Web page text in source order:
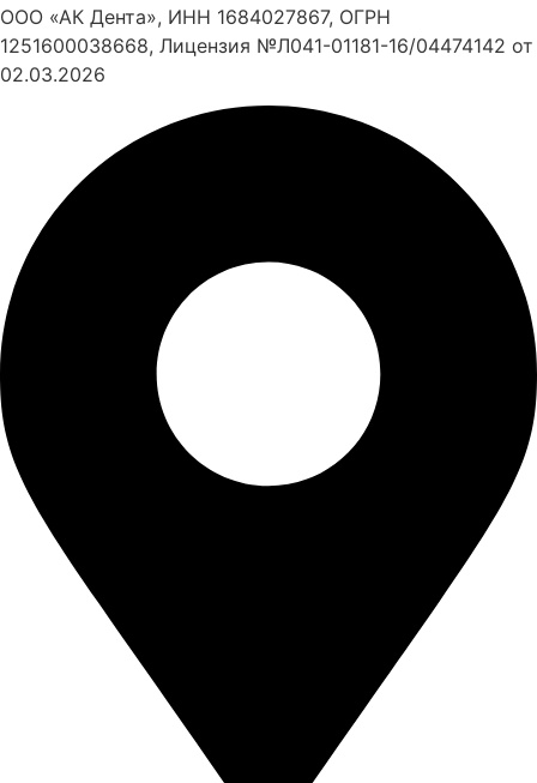
ООО «АК Дента», ИНН 1684027867, ОГРН
1251600038668, Лицензия №Л041-01181-16/04474142 от
02.03.2026